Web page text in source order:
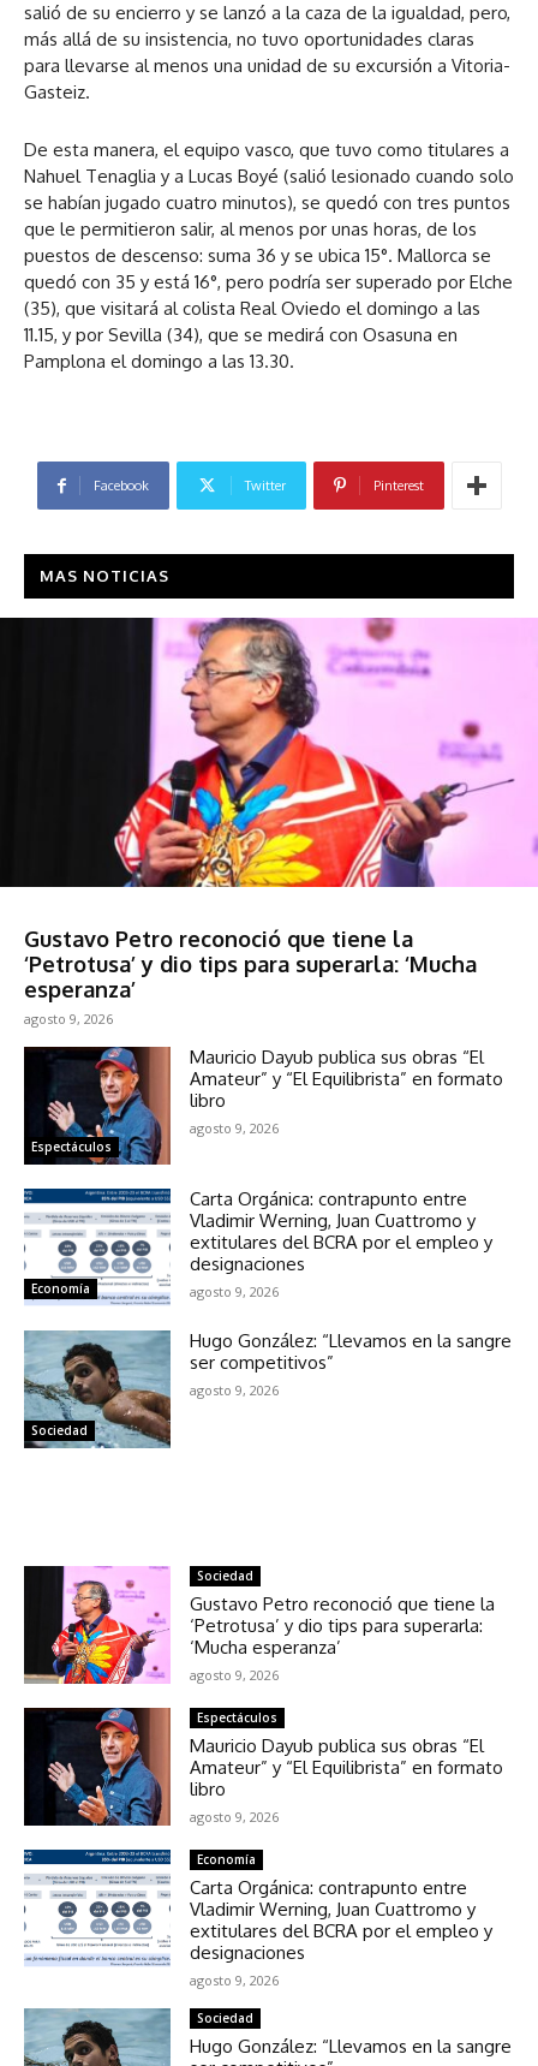
salió de su encierro y se lanzó a la caza de la igualdad, pero,
más allá de su insistencia, no tuvo oportunidades claras
para llevarse al menos una unidad de su excursión a Vitoria-
Gasteiz.
De esta manera, el equipo vasco, que tuvo como titulares a
Nahuel Tenaglia y a Lucas Boyé (salió lesionado cuando solo
se habían jugado cuatro minutos), se quedó con tres puntos
que le permitieron salir, al menos por unas horas, de los
puestos de descenso: suma 36 y se ubica 15°. Mallorca se
quedó con 35 y está 16°, pero podría ser superado por Elche
(35), que visitará al colista Real Oviedo el domingo a las
11.15, y por Sevilla (34), que se medirá con Osasuna en
Pamplona el domingo a las 13.30.
Facebook Twitter Pinterest
MAS NOTICIAS
Gustavo Petro reconoció que tiene la
‘Petrotusa’ y dio tips para superarla: ‘Mucha
esperanza’
agosto 9, 2026
Espectáculos
Mauricio Dayub publica sus obras “El
Amateur” y “El Equilibrista” en formato
libro
agosto 9, 2026
Economía
Carta Orgánica: contrapunto entre
Vladimir Werning, Juan Cuattromo y
extitulares del BCRA por el empleo y
designaciones
agosto 9, 2026
Sociedad
Hugo González: “Llevamos en la sangre
ser competitivos”
agosto 9, 2026
Sociedad
Gustavo Petro reconoció que tiene la
‘Petrotusa’ y dio tips para superarla:
‘Mucha esperanza’
agosto 9, 2026
Espectáculos
Mauricio Dayub publica sus obras “El
Amateur” y “El Equilibrista” en formato
libro
agosto 9, 2026
Economía
Carta Orgánica: contrapunto entre
Vladimir Werning, Juan Cuattromo y
extitulares del BCRA por el empleo y
designaciones
agosto 9, 2026
Sociedad
Hugo González: “Llevamos en la sangre